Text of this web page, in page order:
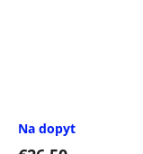
Na dopyt